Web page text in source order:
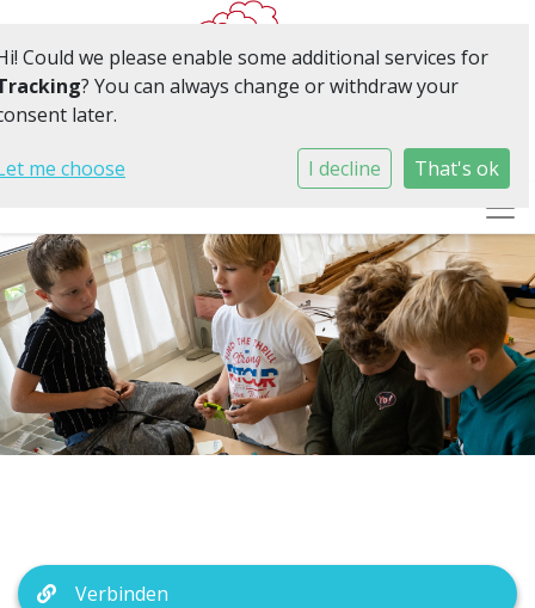
'Het beste wat je kunt worden is jezelf'
Verbinden
Could we please enable some additional services for
? You can always change or withdraw your
later.
me choose I decline That's ok